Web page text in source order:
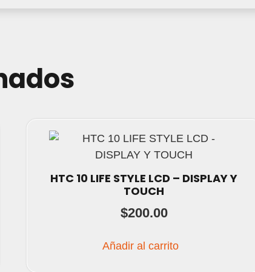
HTC 10 LIFE STYLE LCD – DISPLAY Y
TOUCH
$200.00
Añadir al carrito